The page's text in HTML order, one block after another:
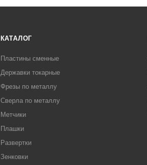
КАТАЛОГ
Пластины сменные
Державки токарные
Фрезы по металлу
Сверла по металлу
Метчики
Плашки
Развертки
Зенковки